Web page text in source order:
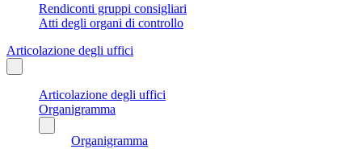
Rendiconti gruppi consigliari
Atti degli organi di controllo
Articolazione degli uffici
Articolazione degli uffici
Organigramma
Organigramma